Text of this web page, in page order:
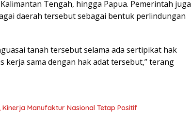
Tengah, hingga Papua. Pemerintah juga
daerah tersebut sebagai bentuk perlindungan
tanah tersebut selama ada sertipikat hak
kerja sama dengan hak adat tersebut,” terang
Kinerja Manufaktur Nasional Tetap Positif